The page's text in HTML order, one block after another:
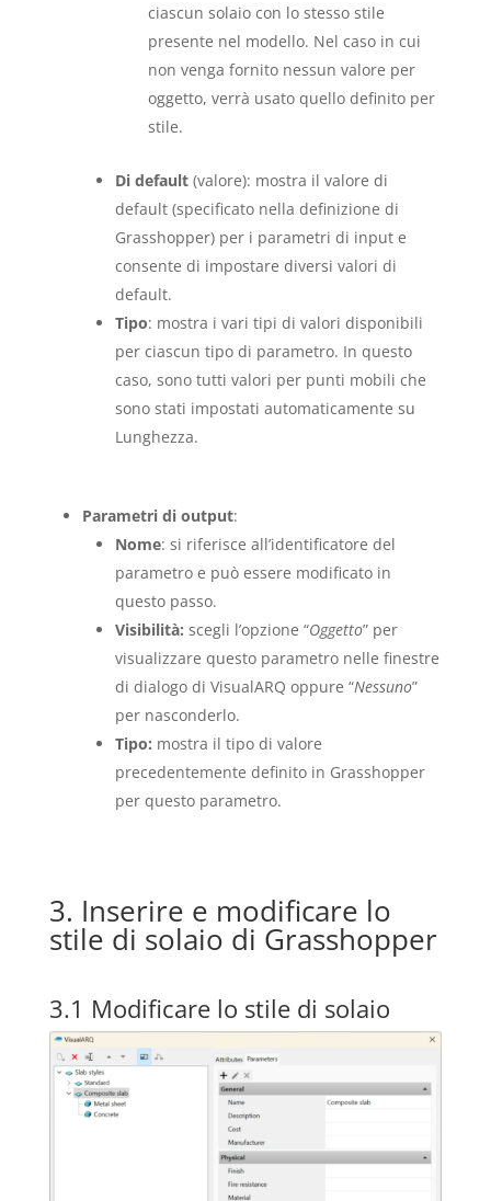
ciascun solaio con lo stesso stile
presente nel modello. Nel caso in cui
non venga fornito nessun valore per
oggetto, verrà usato quello definito per
stile.
Di default(valore): mostra il valore di
default (specificato nella definizione di
Grasshopper) per i parametri di input e
consente di impostare diversi valori di
default.
Tipo: mostra i vari tipi di valori disponibili
per ciascun tipo di parametro. In questo
caso, sono tutti valori per punti mobili che
sono stati impostati automaticamente su
Lunghezza.
Parametri di output:
Nome: si riferisce all’identificatore del
parametro e può essere modificato in
questo passo.
Visibilità: scegli l’opzione “Oggetto” per
visualizzare questo parametro nelle finestre
di dialogo di VisualARQ oppure “Nessuno”
per nasconderlo.
Tipo: mostra il tipo di valore
precedentemente definito in Grasshopper
per questo parametro.
3. Inserire e modificare lo
stile di solaio di Grasshopper
3.1 Modificare lo stile di solaio